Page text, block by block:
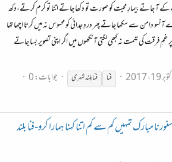
کے آ جاتے بیمارِ محبت کو صورت تو دکھا جاتے اتنا تو کرم کرتے،دکھ
دامن سے سکھا جاتے پھر دردِ جدائی کو محسوس نہ میں کرتا اچھا تھا
پر غمِ فرقت کی تہمت نہ کبھی لگتی آنکھوں میں اگر اپنی تصویر بسا جاتے
اکتوبر 19، 2017 فنا فنابلند شہری
جوابات: 0
مبارک تمہیں کم سے کم اتنا کہنا ہمارا کرو-فنا بلند